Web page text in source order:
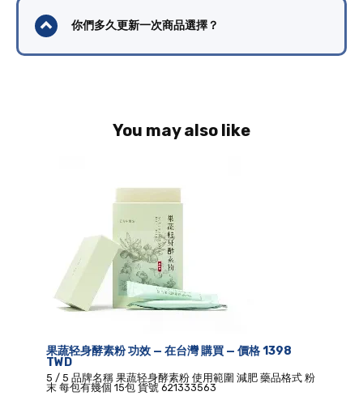
你們多久更新一次商品選擇？
You may also like
果蔬轻身酵素粉 功效 — 在台灣 購買 — 價格 1398
TWD
5 / 5 品牌名稱 果蔬轻身酵素粉 使用範圍 減肥 藥品格式 粉
末 每包有幾個 15包 貨號 621333563